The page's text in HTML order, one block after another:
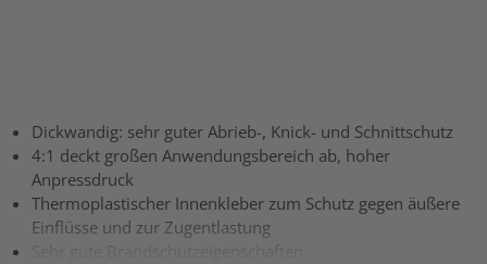
Dickwandig: sehr guter Abrieb-, Knick- und Schnittschutz
4:1 deckt großen Anwendungsbereich ab, hoher
Anpressdruck
Thermoplastischer Innenkleber zum Schutz gegen äußere
Einflüsse und zur Zugentlastung
Sehr gute Brandschutzeigenschaften